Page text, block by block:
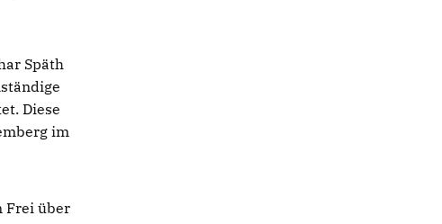
Späth
Diese
im
Frei über